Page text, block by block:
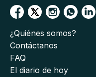
¿Quiénes somos?
Contáctanos
FAQ
El diario de hoy